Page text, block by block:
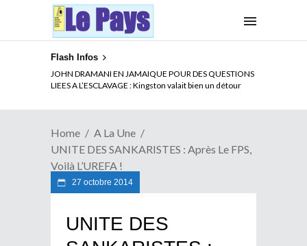
Flash Infos
JOHN DRAMANI EN JAMAIQUE POUR DES QUESTIONS
LIEES A L’ESCLAVAGE : Kingston valait bien un détour
ELECTION DE TALON A LA TETE DU SENAT BENINOIS :
Quand Patrice quitte le pouvoir sans partir !
Home
A La Une
UNITE DES SANKARISTES : Après Le FPS,
Voilà L’UREFA !
27 octobre 2014
UNITE DES